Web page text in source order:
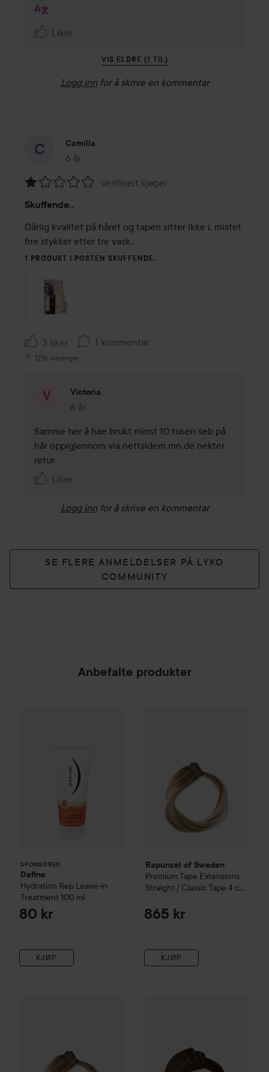
Liker
VIS ELDRE (1 TIL)
Logg inn for å skrive en kommentar
Camilla
6 år
Innlegget ble opprettet 6 år
1
av
5
Verifisert kjøper
Skuffende..
Dårlig kvalitet på håret og tapen sitter ikke i, mistet
fire stykker etter tre vask..
1 PRODUKT I POSTEN SKUFFENDE..
3 liker 1 kommentar
1216 visninger
Victoria
6 år
Kommentaren lades 6 år
Samme her å hae brukt minst 10 tusen seb på
hår oppigjennom via nettsidem mn de nekter
retur
Liker
Logg inn for å skrive en kommentar
SE FLERE ANMELDELSER PÅ LYKO
COMMUNITY
Anbefalte produkter
SPONSORED
Define
Hydration Rep Leave-in
Treatment 100 ml
80 kr
KJØP
Rapunzel of Sweden
Premium Tape Extensions
Straight / Classic Tape 4 cm
Blonde Balayage B2.6/10.8
865 kr
KJØP